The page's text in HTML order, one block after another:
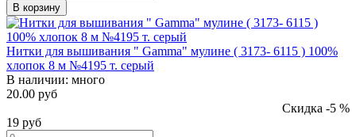
В корзину
Нитки для вышивания " Gamma" мулине ( 3173- 6115 ) 100%
хлопок 8 м №4195 т. серый
В наличии: много
20.00 руб
Скидка -5 %
19 руб